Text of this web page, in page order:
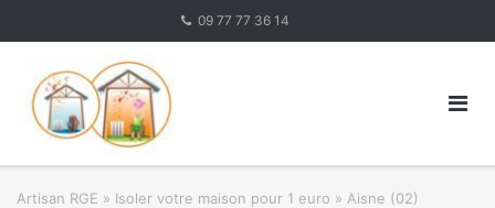
09 77 77 36 14
Artisan RGE » Isoler votre maison pour 1 euro » Aisne (02)